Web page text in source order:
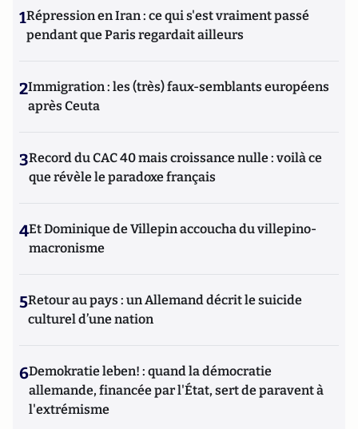
1Répression en Iran : ce qui s'est vraiment passé
pendant que Paris regardait ailleurs
2Immigration : les (très) faux-semblants européens
après Ceuta
3Record du CAC 40 mais croissance nulle : voilà ce
que révèle le paradoxe français
4Et Dominique de Villepin accoucha du villepino-
macronisme
5Retour au pays : un Allemand décrit le suicide
culturel d’une nation
6Demokratie leben! : quand la démocratie
allemande, financée par l'État, sert de paravent à
l'extrémisme